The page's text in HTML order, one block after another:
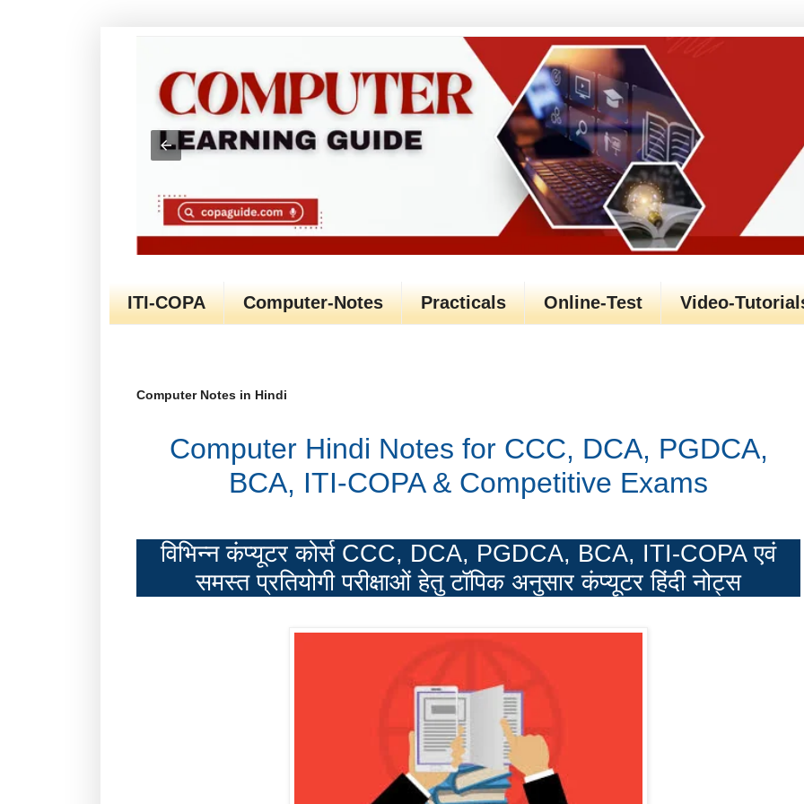
ITI-COPA Computer-Notes Practicals Online-Test Video-
Computer Notes in Hindi
Computer Hindi Notes for CCC, DCA, PGDCA,
BCA, ITI-COPA & Competitive Exams
विभिन्न कंप्यूटर कोर्स CCC, DCA, PGDCA, BCA, ITI-COPA एवं
समस्त प्रतियोगी परीक्षाओं हेतु टॉपिक अनुसार कंप्यूटर हिंदी नोट्स